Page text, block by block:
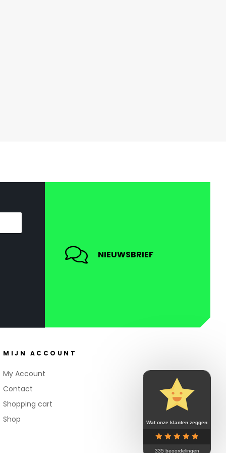
NIEUWSBRIEF
MIJN ACCOUNT
My Account
Contact
Shopping cart
Shop
Wat onze klanten zeggen
335 beoordelingen